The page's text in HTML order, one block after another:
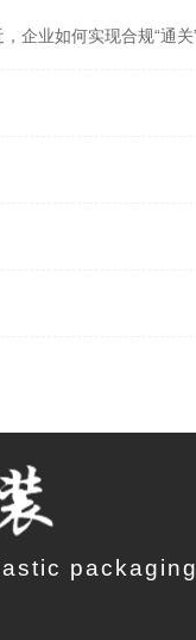
企业如何实现合规“通关
packaging